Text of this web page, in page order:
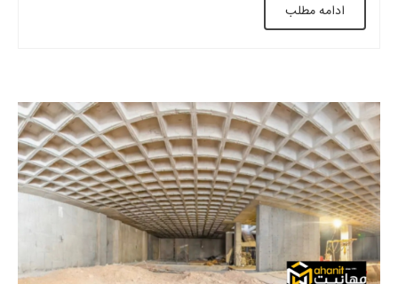
دو طرفه تقسیم […]
ادامه مطلب